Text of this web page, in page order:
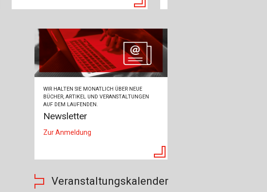
WIR HALTEN SIE MONATLICH ÜBER NEUE
BÜCHER, ARTIKEL UND VERANSTALTUNGEN
AUF DEM LAUFENDEN.
Newsletter
Zur Anmeldung
Veranstaltungskalender